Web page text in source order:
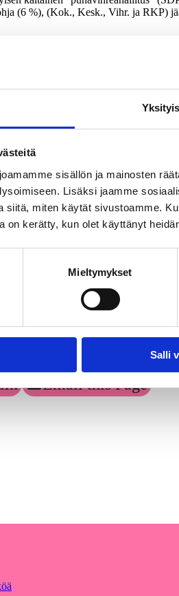
sisällön ja mainosten
Lisäksi jaamme
siitä, miten käytät sivustoamme.
on kerätty, kun olet käyttänyt
Mieltymykset
Salli
(6 %), (Kok., Kesk., Vihr. ja RKP)
ykköseksi nousee ns.
(37 %) ja nykyisen kaltainen
ykkösvalinta on nykyisen
on sinipunahallitus, kuten
on tasavahvaa.
hallitukseen
%) osallistumista maan
ja perussuomalaiset (28 %).
kaltaista hallitusta. SDP:n
tukijat painottavat muita
tutkimuksen toteutti Kantar TNS Oy.
lukuun ottamatta. Tutkimuksen
Email this Page